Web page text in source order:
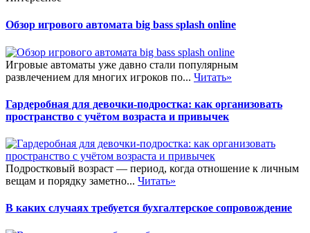
Обзор игрового автомата big bass splash online
Игровые автоматы уже давно стали популярным
развлечением для многих игроков по... Читать»
Гардеробная для девочки-подростка: как организовать
пространство с учётом возраста и привычек
Подростковый возраст — период, когда отношение к личным
вещам и порядку заметно... Читать»
В каких случаях требуется бухгалтерское сопровождение